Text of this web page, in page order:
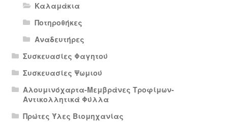
Καλαμάκια
Ποτηροθήκες
Αναδευτήρες
Συσκευασίες Φαγητού
Συσκευασίες Ψωμιού
Αλουμινόχαρτα-Μεμβράνες Τροφίμων-
Αντικολλητικά Φύλλα
Πρώτες Ύλες Βιομηχανίας